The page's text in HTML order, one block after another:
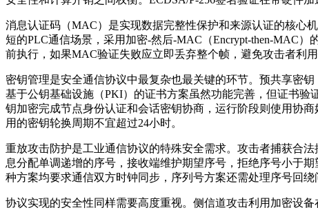
消息认证码（MAC）是实现数据完整性保护和来源认证的核心
短的PLC通信场景，采用加密-然后-MAC（Encrypt-then-MAC
前执行，如果MAC验证失败应立即丢弃整个帧，避免攻击者利
密钥管理是安全通信协议中最复杂也最关键的环节。预共享密
基于公钥基础设施（PKI）的证书方案虽然功能完善，但证书
钥加密完成节点身份认证和会话密钥协商，运行阶段则使用协
用的密钥轮换周期不宜超过24小时。
重放攻击防护是工业通信协议的特殊安全需求。攻击者捕获合
息分配单调递增的序号，接收端维护期望序号，拒绝序号小于
种方案均要求通信双方时钟同步，序列号方案还需处理序号回
协议实现的安全性同样需要高度重视。侧信道攻击利用加密设